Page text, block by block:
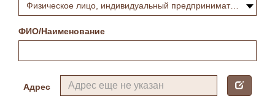
Физическое лицо, индивидуальный предприниматель или самозанятый
ФИО/Наименование
Адрес